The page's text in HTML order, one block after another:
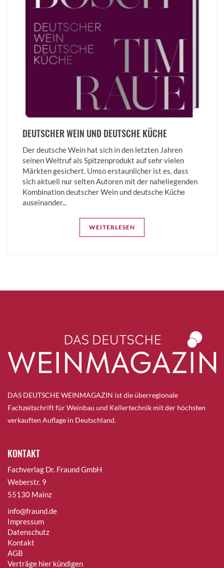
DEUTSCHER WEIN UND DEUTSCHE KÜCHE
Der deutsche Wein hat sich in den letzten Jahren
seinen Weltruf als Spitzenprodukt auf sehr vielen
Märkten gesichert. Umso erstaunlicher ist es, dass
sich aktuell nur selten Autoren mit der naheliegenden
Kombination deutscher Wein und deutsche Küche
auseinander...
WEITERLESEN
DAS DEUTSCHE WEINMAGAZIN ist die überregionale
Fachzeitschrift für Weinbau und Kellertechnik mit der höchsten
verkauften Auflage in Deutschland.
KONTAKT
Fachverlag Dr. Fraund GmbH
Weberstr. 9
55130 Mainz
info@fraund.de
Impressum
Datenschutz
Kontakt
AGB
Verträge hier kündigen